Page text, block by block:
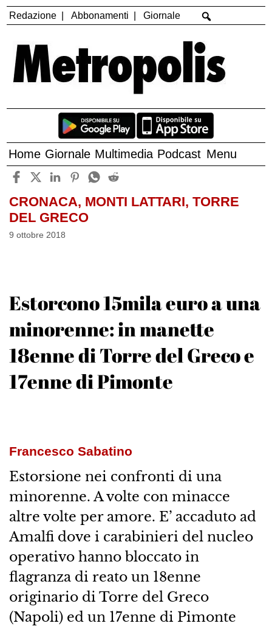
Redazione Abbonamenti Giornale
Home Giornale Multimedia Podcast Menu
CRONACA, MONTI LATTARI, TORRE
DEL GRECO
9 ottobre 2018
Estorcono 15mila euro a una
minorenne: in manette
18enne di Torre del Greco e
17enne di Pimonte
Francesco Sabatino
Estorsione nei confronti di una
minorenne. A volte con minacce
altre volte per amore. E’ accaduto ad
Amalfi dove i carabinieri del nucleo
operativo hanno bloccato in
flagranza di reato un 18enne
originario di Torre del Greco
(Napoli) ed un 17enne di Pimonte